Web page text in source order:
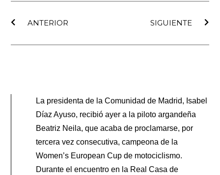
ANTERIOR
SIGUIENTE
La presidenta de la Comunidad de Madrid, Isabel
Díaz Ayuso, recibió ayer a la piloto argandeña
Beatriz Neila, que acaba de proclamarse, por
tercera vez consecutiva, campeona de la
Women’s European Cup de motociclismo.
Durante el encuentro en la Real Casa de